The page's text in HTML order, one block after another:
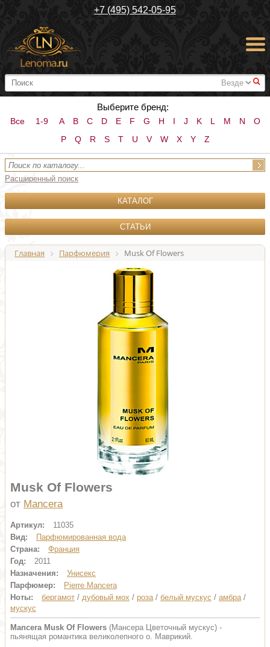
+7 (495) 542-05-95
#
Выберите бренд:
Все 1-9 A B C D E F G H I J K L M N
O
P
Q R S T U V W X Y Z
Расширенный поиск
КАТАЛОГ
СТАТЬИ
Главная Парфюмерия Musk Of Flowers
Musk Of Flowers
от Mancera
Артикул:
11035
Вид:
Парфюмированная вода
Страна:
Франция
Год:
2011
Назначения:
Унисекс
Парфюмер:
Pierre Mancera
Ноты:
бергамот / дубовый мох / роза/ белый мускус / амбра/
мускус
Mancera Musk Of Flowers (Мансера Цветочный мускус) -
пьянящая романтика великолепного о. Маврикий.